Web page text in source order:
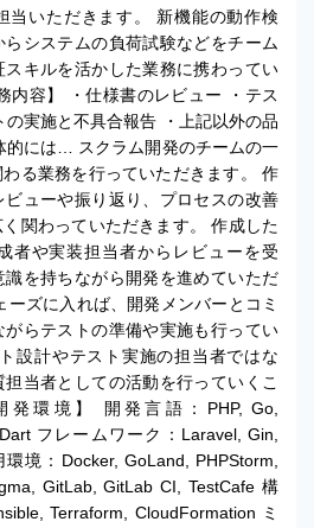
当いただきます。 新機能の動作検
システムの負荷試験などをチーム
スキルを活かした業務に携わってい
内容】 ・仕様書のレビュー ・テス
の実施と不具合報告 ・上記以外の品
的には… スクラム開発のチームの一
る業務を行っていただきます。 作
ューや振り返り、プロセスの改善
関わっていただきます。 作成した
者や実装担当者からレビューを受
を持ちながら開発を進めていただ
ーズに入れば、開発メンバーとコミ
がらテストの準備や実施も行ってい
設計やテスト実施の担当者ではな
当者としての活動を行っていくこ
環境】 開発言語：PHP, Go,
フレームワーク：Laravel, Gin,
境：Docker, GoLand, PHPStorm,
GitLab, GitLab CI, TestCafe 構
Terraform, CloudFormation ミ